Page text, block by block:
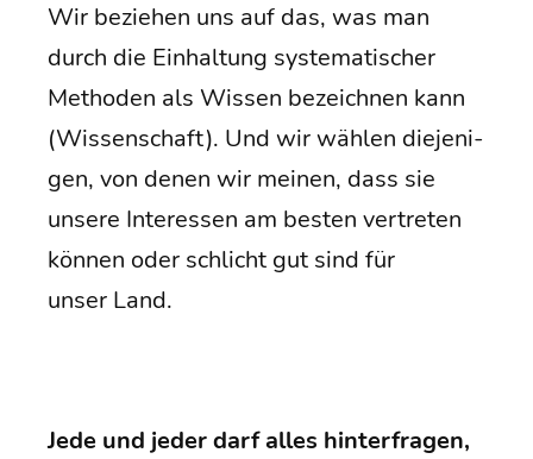
Wir bezie­hen uns auf das, was man
durch die Ein­hal­tung sys­te­ma­ti­scher
Metho­den als Wis­sen bezeich­nen kann
(Wis­sen­schaft). Und wir wäh­len die­je­ni­
gen, von denen wir mei­nen, dass sie
unse­re Inter­es­sen am bes­ten ver­tre­ten
kön­nen oder schlicht gut sind für
unser Land.
Jede und jeder darf alles hin­ter­fra­gen,